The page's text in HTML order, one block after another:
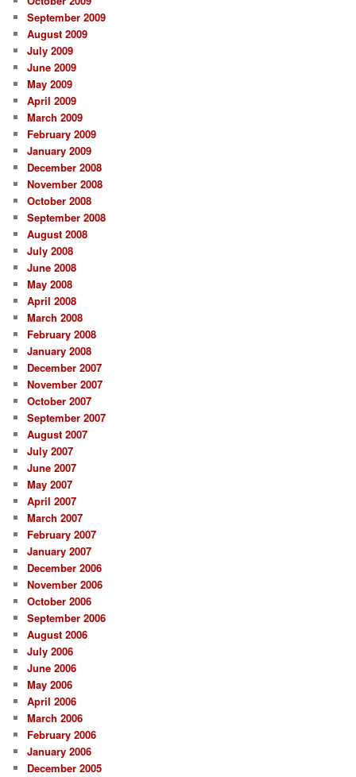
September 2009
August 2009
July 2009
June 2009
May 2009
April 2009
March 2009
February 2009
January 2009
December 2008
November 2008
October 2008
September 2008
August 2008
July 2008
June 2008
May 2008
April 2008
March 2008
February 2008
January 2008
December 2007
November 2007
October 2007
September 2007
August 2007
July 2007
June 2007
May 2007
April 2007
March 2007
February 2007
January 2007
December 2006
November 2006
October 2006
September 2006
August 2006
July 2006
June 2006
May 2006
April 2006
March 2006
February 2006
January 2006
December 2005